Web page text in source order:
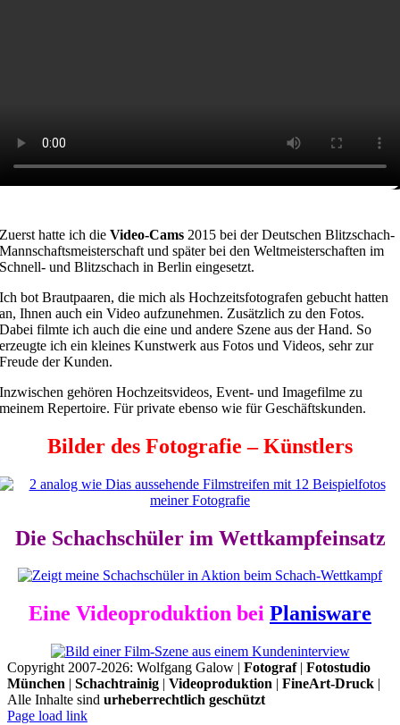
Zuerst hatte ich dieVideo-Cams 2015 bei der Deutschen Blitzschach-
Mannschaftsmeisterschaft und später bei den Weltmeisterschaften im
Schnell- und Blitzschach in Berlin eingesetzt.
Ich bot Brautpaaren, die mich als Hochzeitsfotografen gebucht hatten
an, Ihnen auch ein Video aufzunehmen. Zusätzlich zu den Fotos.
Dabei filmte ich auch die eine und andere Szene aus der Hand. So
erzeugte ich ein kleines Kunstwerk aus Fotos und Videos, sehr zur
Freude der Kunden.
Inzwischen gehören Hochzeitsvideos, Event- und Imagefilme zu
meinem Repertoire. Für private ebenso wie für Geschäftskunden.
Bilder des Fotografie – Künstlers
Die Schachschüler im Wettkampfeinsatz
Eine Videoproduktion bei Planisware
Copyright 2007-2026: Wolfgang Galow | Fotograf | Fotostudio
München | Schachtrainig | Videoproduktion | FineArt-Druck |
Alle Inhalte sind urheberrechtlich geschützt
Page load link